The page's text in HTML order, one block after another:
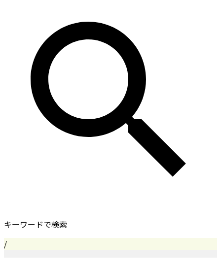
キーワードで検索
/